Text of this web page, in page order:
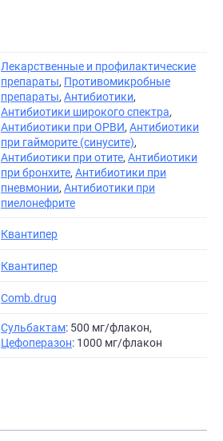
Лекарственные и профилактические
препараты, Противомикробные
препараты, Антибиотики,
Антибиотики широкого спектра,
Антибиотики при ОРВИ, Антибиотики
при гайморите (синусите),
Антибиотики при отите, Антибиотики
при бронхите, Антибиотики при
пневмонии, Антибиотики при
пиелонефрите
Квантипер
Квантипер
Comb.drug
Сульбактам: 500 мг/флакон,
Цефоперазон: 1000 мг/флакон